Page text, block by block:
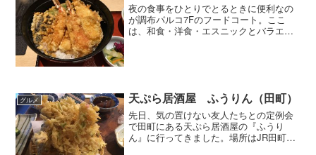
夜の食事をひとりでとるときに便利なの
が調布パルコ7Fのフードコート。ここ
は、和食・洋食・エスニックとバラエテ
グルメ 天ぷら居酒屋 ふうりん（田町）
先日、気の置けない友人たちとの定例会
で田町にある天ぷら居酒屋の『ふうり
ん』に行ってきました。場所はJR田町駅